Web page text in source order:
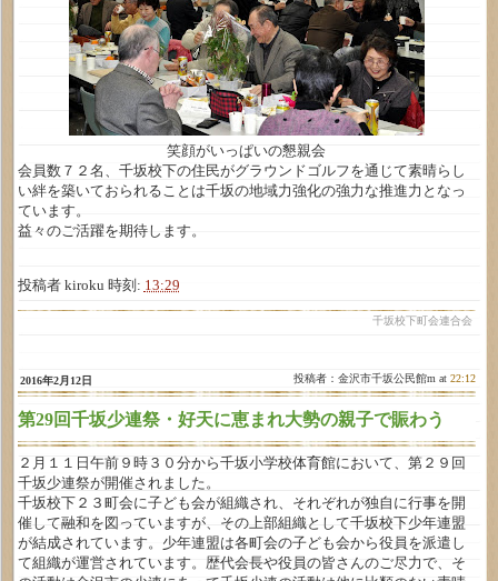
笑顔がいっぱいの懇親会
会員数７２名、千坂校下の住民がグラウンドゴルフを通じて素晴らし
い絆を築いておられることは千坂の地域力強化の強力な推進力となっ
ています。
益々のご活躍を期待します。
投稿者 kiroku 時刻: 13:29
千坂校下町会連合会
2016年2月12日 投稿者：金沢市千坂公民館m at22:12
第29回千坂少連祭・好天に恵まれ大勢の親子で賑わう
２月１１日午前９時３０分から千坂小学校体育館において、第２９回
千坂少連祭が開催されました。
千坂校下２３町会に子ども会が組織され、それぞれが独自に行事を開
催して融和を図っていますが、その上部組織として千坂校下少年連盟
が結成されています。少年連盟は各町会の子ども会から役員を派遣し
て組織が運営されています。歴代会長や役員の皆さんのご尽力で、そ